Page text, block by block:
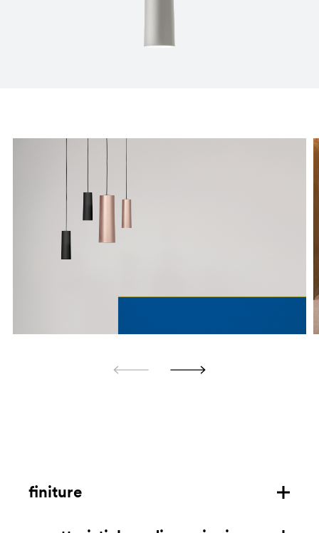
finiture